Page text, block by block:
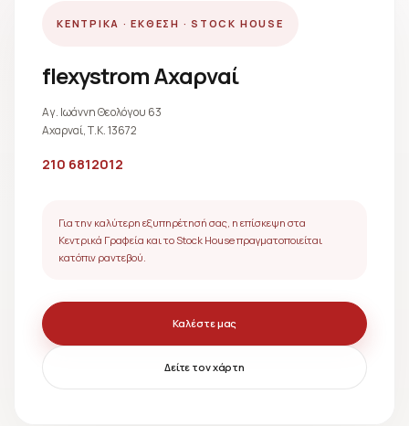
ΚΕΝΤΡΙΚΆ · ΈΚΘΕΣΗ · STOCK HOUSE
flexystrom Αχαρναί
Αγ. Ιωάννη Θεολόγου 63
Αχαρναί, Τ.Κ. 13672
210 6812012
Για την καλύτερη εξυπηρέτησή σας, η επίσκεψη στα
Κεντρικά Γραφεία και το Stock House πραγματοποιείται
κατόπιν ραντεβού.
Καλέστε μας
Δείτε τον χάρτη